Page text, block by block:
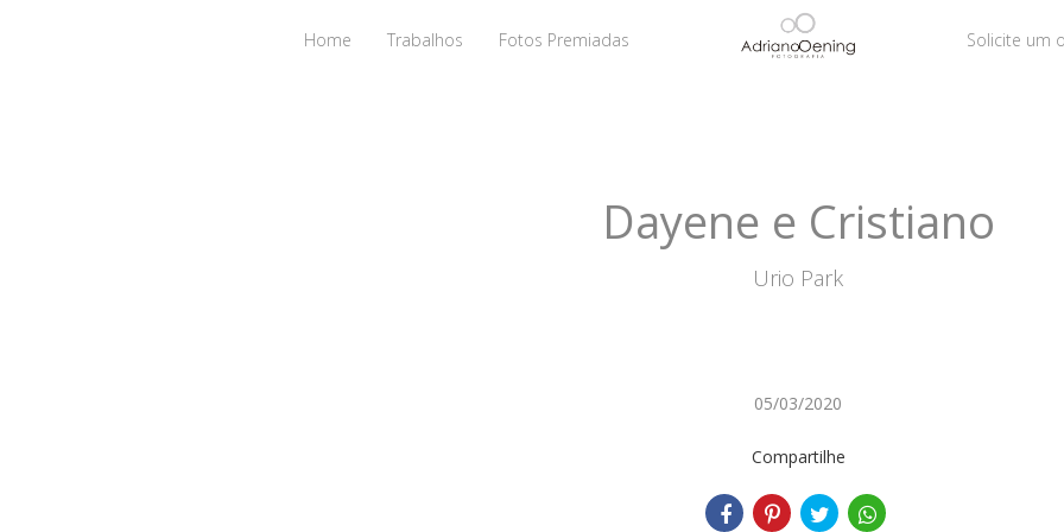
Home Trabalhos Fotos Premiadas Solicite um
Dayene e Cristiano
Urio Park
05/03/2020
Compartilhe